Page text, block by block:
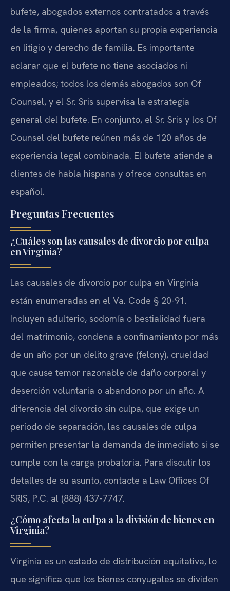
bufete, abogados externos contratados a través
de la firma, quienes aportan su propia experiencia
en litigio y derecho de familia. Es importante
aclarar que el bufete no tiene asociados ni
empleados; todos los demás abogados son Of
Counsel, y el Sr. Sris supervisa la estrategia
general del bufete. En conjunto, el Sr. Sris y los Of
Counsel del bufete reúnen más de 120 años de
experiencia legal combinada. El bufete atiende a
clientes de habla hispana y ofrece consultas en
español.
Preguntas Frecuentes
¿Cuáles son las causales de divorcio por culpa
en Virginia?
Las causales de divorcio por culpa en Virginia
están enumeradas en el Va. Code § 20-91.
Incluyen adulterio, sodomía o bestialidad fuera
del matrimonio, condena a confinamiento por más
de un año por un delito grave (felony), crueldad
que cause temor razonable de daño corporal y
deserción voluntaria o abandono por un año. A
diferencia del divorcio sin culpa, que exige un
período de separación, las causales de culpa
permiten presentar la demanda de inmediato si se
cumple con la carga probatoria. Para discutir los
detalles de su asunto, contacte a Law Offices Of
SRIS, P.C. al (888) 437-7747.
¿Cómo afecta la culpa a la división de bienes en
Virginia?
Virginia es un estado de distribución equitativa, lo
que significa que los bienes conyugales se dividen